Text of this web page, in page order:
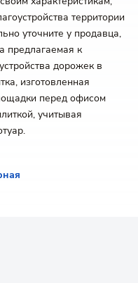
территории
уточните у продавца,
предлагаемая к
дорожек в
изготовленная
перед офисом
учитывая